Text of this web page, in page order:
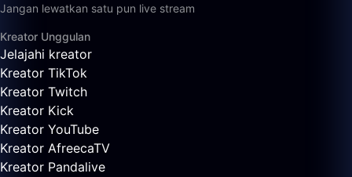
Jangan lewatkan satu pun live stream
Kreator Unggulan
Jelajahi kreator
Kreator TikTok
Kreator Twitch
Kreator Kick
Kreator YouTube
Kreator AfreecaTV
Kreator Pandalive